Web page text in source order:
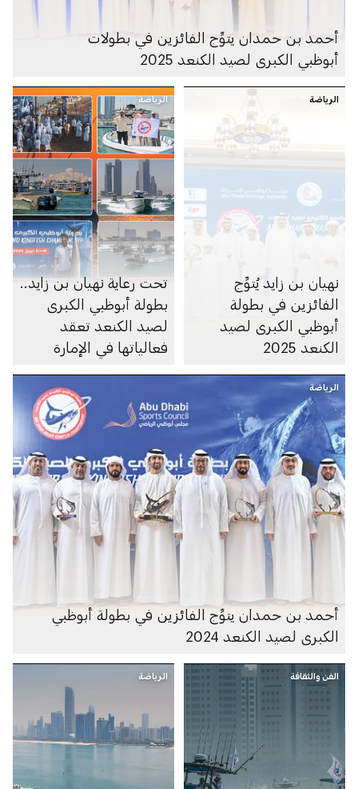
أحمد بن حمدان يتوِّج الفائزين في بطولات
أبوظبي الكبرى لصيد الكنعد 2025
الرياضة
نهيان بن زايد يُتوِّج
الفائزين في بطولة
أبوظبي الكبرى لصيد
الكنعد 2025
الرياضة
تحت رعاية نهيان بن زايد..
بطولة أبوظبي الكبرى
لصيد الكنعد تعقد
فعالياتها في الإمارة
الرياضة
أحمد بن حمدان يتوِّج الفائزين في بطولة أبوظبي
الكبرى لصيد الكنعد 2024
الفن والثقافة الرياضة